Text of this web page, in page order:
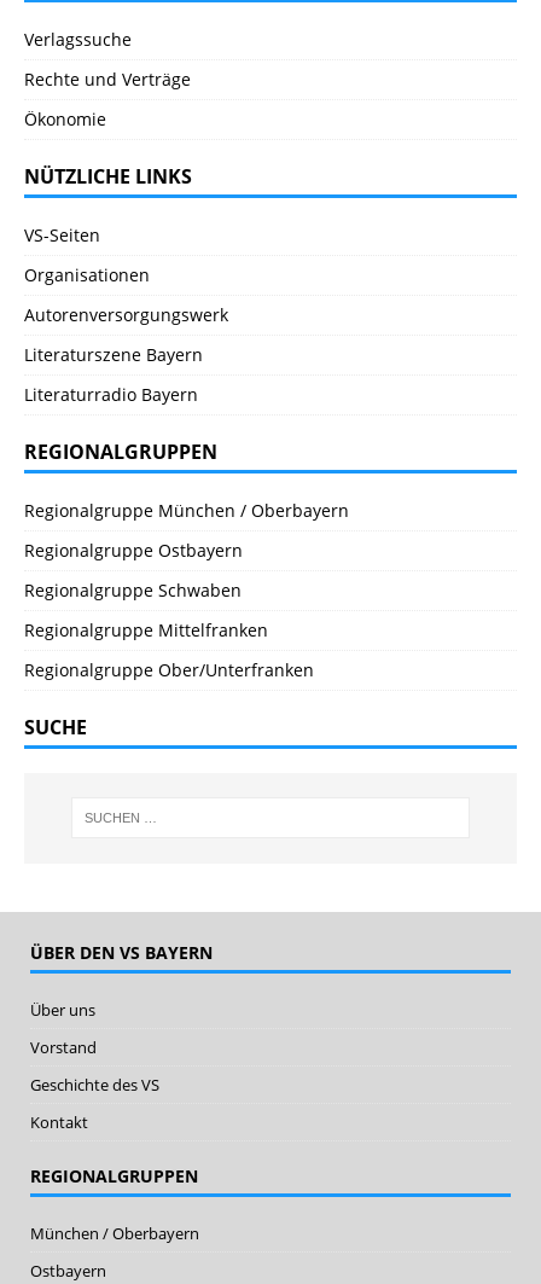
Verlagssuche
Rechte und Verträge
Ökonomie
NÜTZLICHE LINKS
VS-Seiten
Organisationen
Autorenversorgungswerk
Literaturszene Bayern
Literaturradio Bayern
REGIONALGRUPPEN
Regionalgruppe München / Oberbayern
Regionalgruppe Ostbayern
Regionalgruppe Schwaben
Regionalgruppe Mittelfranken
Regionalgruppe Ober/Unterfranken
SUCHE
ÜBER DEN VS BAYERN
Über uns
Vorstand
Geschichte des VS
Kontakt
REGIONALGRUPPEN
München / Oberbayern
Ostbayern